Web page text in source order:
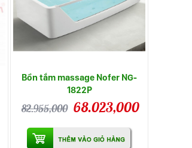
Bồn tắm massage Nofer NG-
1822P
82.955,000 68.023,000